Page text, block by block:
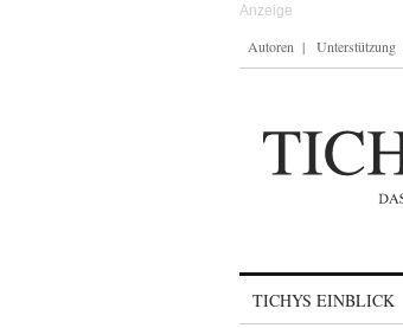
Autoren Unterstützung
TICHYS EINBLICK